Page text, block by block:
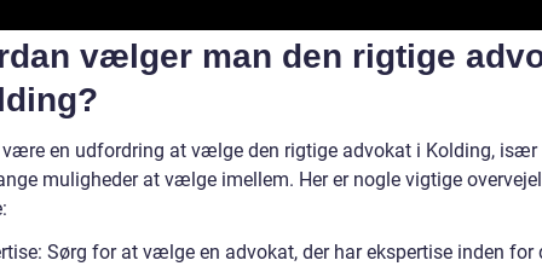
vælger man den rigtige
være en udfordring at vælge den rigtige advokat i Kolding, især
muligheder at vælge imellem. Her er nogle vigtige
Sørg for at vælge en advokat, der har ekspertise inden for